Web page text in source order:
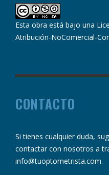
Esta obra está bajo una
Atribución-NoComercial-
CONTACTO
Si tienes cualquier duda,
contactar con nosotros a
info@tuoptometrista.com.